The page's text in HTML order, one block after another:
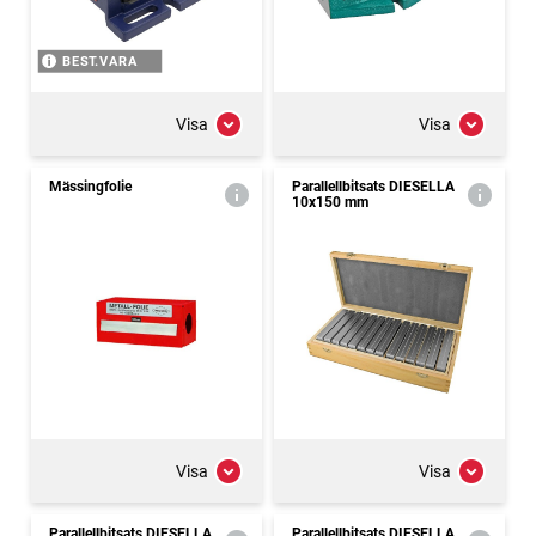
BEST.VARA
Visa Visa
Mässingfolie
Visa
Parallellbitsats DIESELLA
10x150 mm
Visa